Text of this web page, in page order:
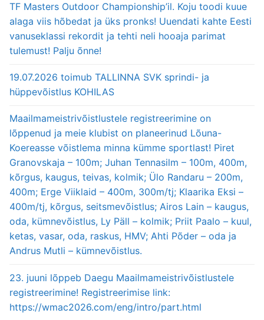
TF Masters Outdoor Championship’il. Koju toodi kuue
alaga viis hõbedat ja üks pronks! Uuendati kahte Eesti
vanuseklassi rekordit ja tehti neli hooaja parimat
tulemust! Palju õnne!
19.07.2026 toimub TALLINNA SVK sprindi- ja
hüppevõistlus KOHILAS
Maailmameistrivõistlustele registreerimine on
lõppenud ja meie klubist on planeerinud Lõuna-
Koereasse võistlema minna kümme sportlast! Piret
Granovskaja – 100m; Juhan Tennasilm – 100m, 400m,
kõrgus, kaugus, teivas, kolmik; Ülo Randaru – 200m,
400m; Erge Viiklaid – 400m, 300m/tj; Klaarika Eksi –
400m/tj, kõrgus, seitsmevõistlus; Airos Lain – kaugus,
oda, kümnevõistlus, Ly Päll – kolmik; Priit Paalo – kuul,
ketas, vasar, oda, raskus, HMV; Ahti Põder – oda ja
Andrus Mutli – kümnevõistlus.
23. juuni lõppeb Daegu Maailmameistrivõistlustele
registreerimine! Registreerimise link:
https://wmac2026.com/eng/intro/part.html